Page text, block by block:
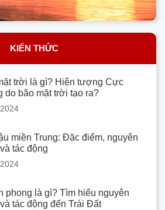
KIẾN THỨC
trời là gì? Hiện tượng Cực
do bão mặt trời tạo ra?
miền Trung: Đặc điểm, nguyên
tác động
phong là gì? Tìm hiểu nguyên
tác động đến Trái Đất